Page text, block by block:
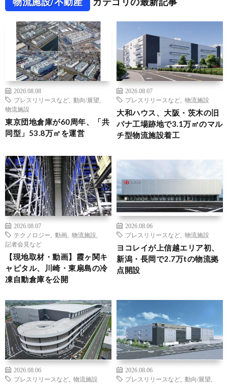
2026.08.08
プレスリリースなど
動向/展望
物流施設
東京団地倉庫が60周年、「共
同型」53.8万㎡を運営
2026.08.07
プレスリリースなど
物流施設
大和ハウス、大阪・茨木の旧
パナ工場跡地で3.1万㎡のマル
チ型物流施設着工
2026.08.07
テクノロジー
動画 物流施設
記者会見など
【現地取材・動画】霞ヶ関キ
ャピタル、川崎・東扇島の冷
凍自動倉庫を公開
2026.08.06
プレスリリースなど
物流施設
ヨコレイが上信越エリア初、
新潟・長岡で2.7万tの物流拠
点開設
2026.08.06
プレスリリースなど
物流施設
2026.08.06
プレスリリースなど
動向/展望